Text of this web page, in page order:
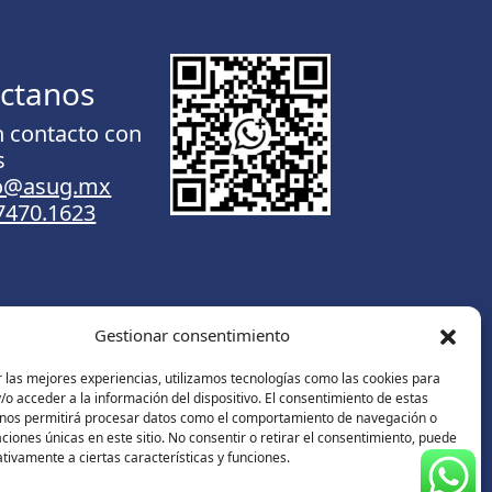
Gestionar consentimiento
las mejores experiencias, utilizamos tecnologías como las cookies para
acceder a la información del dispositivo. El consentimiento de estas
permitirá procesar datos como el comportamiento de navegación o
únicas en este sitio. No consentir o retirar el consentimiento, puede
a ciertas características y funciones.
contacto con
Contáctanos